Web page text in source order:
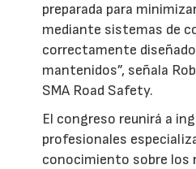
preparada para
mediante sistemas de
correctamente
mantenidos”, señala
SMA Road Safety.
El congreso reunirá a
profesionales
conocimiento sobre los